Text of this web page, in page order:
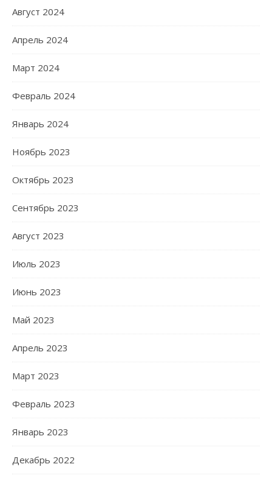
Август 2024
Апрель 2024
Март 2024
Февраль 2024
Январь 2024
Ноябрь 2023
Октябрь 2023
Сентябрь 2023
Август 2023
Июль 2023
Июнь 2023
Май 2023
Апрель 2023
Март 2023
Февраль 2023
Январь 2023
Декабрь 2022